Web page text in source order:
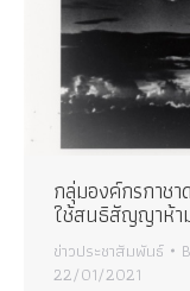
กลุ่มองค์กรกาช
ใช้สนธิสัญญาห้า
ข่าวประชาสัมพันธ์
22/01/2021